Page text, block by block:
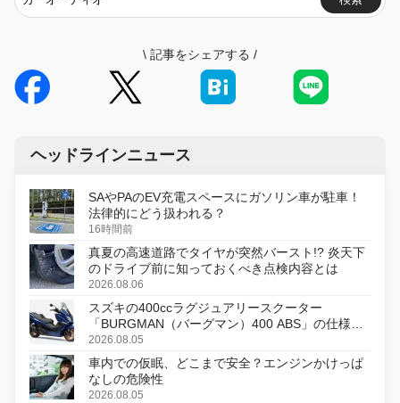
\ 記事をシェアする /
ヘッドラインニュース
SAやPAのEV充電スペースにガソリン車が駐車！
法律的にどう扱われる？
16時間前
真夏の高速道路でタイヤが突然バースト!? 炎天下
のドライブ前に知っておくべき点検内容とは
2026.08.06
スズキの400ccラグジュアリースクーター
「BURGMAN（バーグマン）400 ABS」の仕様を
変更し、8月18日に発売
2026.08.05
車内での仮眠、どこまで安全？エンジンかけっぱ
なしの危険性
2026.08.05